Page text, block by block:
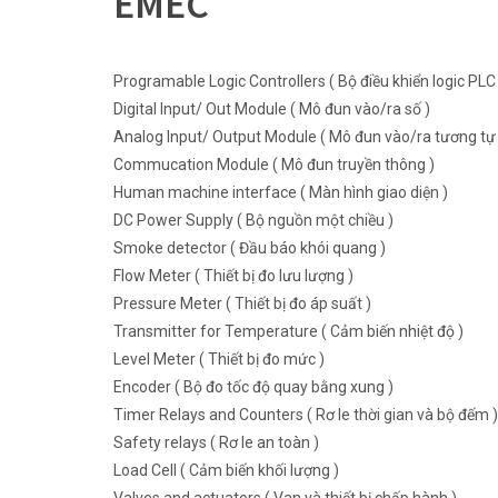
Programable Logic Controllers ( Bộ điều khiển logic
Digital Input/ Out Module ( Mô đun vào/ra số )
Analog Input/ Output Module ( Mô đun vào/ra tương tự
Commucation Module ( Mô đun truyền thông )
Human machine interface ( Màn hình giao diện )
DC Power Supply ( Bộ nguồn một chiều )
Smoke detector ( Đầu báo khói quang )
Flow Meter ( Thiết bị đo lưu lượng )
Pressure Meter ( Thiết bị đo áp suất )
Transmitter for Temperature ( Cảm biến nhiệt độ )
Level Meter ( Thiết bị đo mức )
Encoder ( Bộ đo tốc độ quay bằng xung )
Timer Relays and Counters ( Rơ le thời gian và bộ đếm )
Safety relays ( Rơ le an toàn )
Load Cell ( Cảm biến khối lượng )